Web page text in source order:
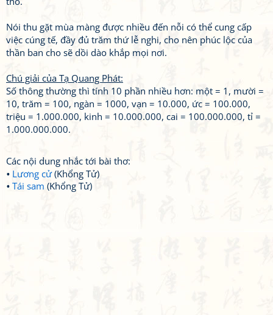
Nói thu gặt mùa màng được nhiều đến nỗi có thể cung cấp
việc cúng tế, đầy đủ trăm thứ lễ nghi, cho nên phúc lộc của
thần ban cho sẽ dồi dào khắp mọi nơi.
Chú giải của Tạ Quang Phát:
Số thông thường thì tính 10 phần nhiều hơn: một = 1, mười =
10, trăm = 100, ngàn = 1000, vạn = 10.000, ức = 100.000,
triệu = 1.000.000, kinh = 10.000.000, cai = 100.000.000, tỉ =
1.000.000.000.
Các nội dung nhắc tới bài thơ:
Lương cử(Khổng Tử)
Tái sam (Khổng Tử)